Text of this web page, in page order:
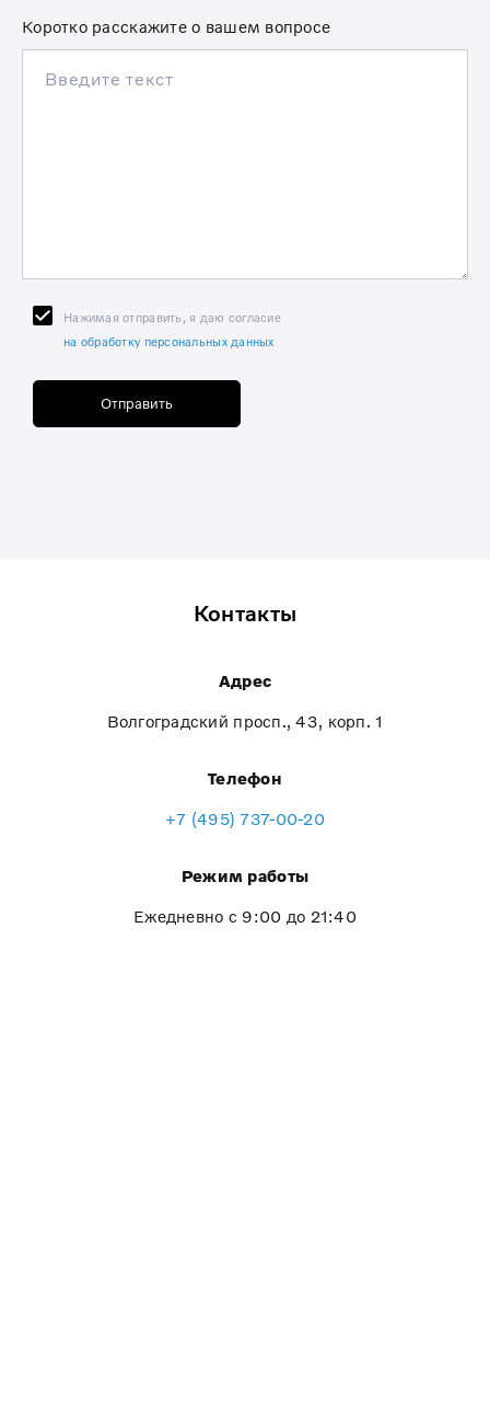
Коротко расскажите о вашем вопросе
Нажимая отправить, я даю согласие
на обработку персональных данных
Отправить
Контакты
Адрес
Волгоградский просп., 43, корп. 1
Телефон
+7 (495) 737-00-20
Режим работы
Ежедневно с 9:00 до 21:40